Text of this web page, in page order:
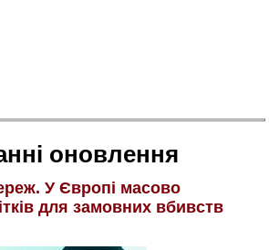
оновлення
У Європі масово
для замовних вбивств